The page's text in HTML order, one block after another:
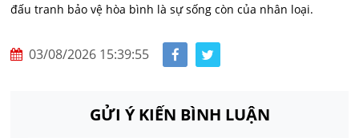
đấu tranh bảo vệ hòa bình là sự sống còn của nhân loại.
03/08/2026 15:39:55
GỬI Ý KIẾN BÌNH LUẬN